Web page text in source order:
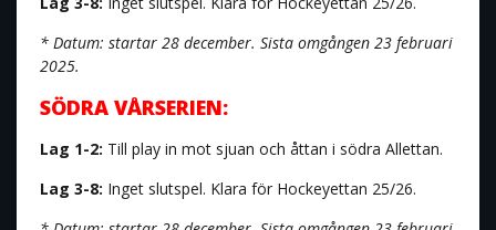
* Datum: startar 28 december. Sista omgången 23 februari
2025.
SÖDRA VÅRSERIEN:
Lag 1-2: Till play in mot sjuan och åttan i södra Allettan.
Lag 3-8: Inget slutspel. Klara för Hockeyettan 25/26.